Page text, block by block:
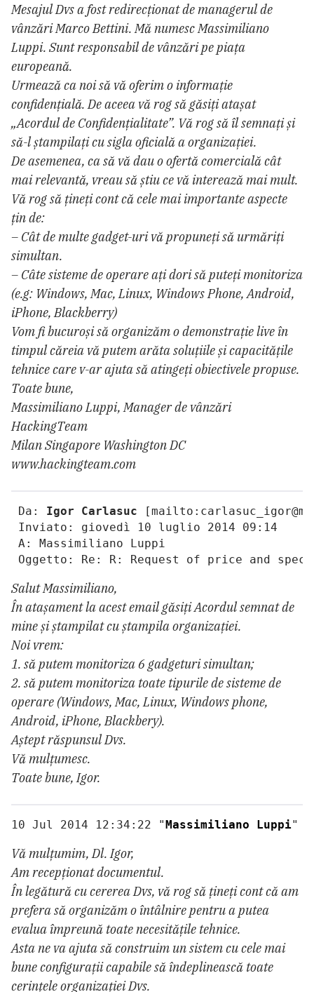
Mesajul Dvs a fost redirecționat de managerul de
vânzări Marco Bettini. Mă numesc Massimiliano
Luppi. Sunt responsabil de vânzări pe piața
europeană.
Urmează ca noi să vă oferim o informație
confidențială. De aceea vă rog să găsiți atașat
„Acordul de Confidențialitate”. Vă rog să îl semnați și
să-l ștampilați cu sigla oficială a organizației.
De asemenea, ca să vă dau o ofertă comercială cât
mai relevantă, vreau să știu ce vă interează mai mult.
Vă rog să țineți cont că cele mai importante aspecte
țin de:
– Cât de multe gadget-uri vă propuneți să urmăriți
simultan.
– Câte sisteme de operare ați dori să puteți monitoriza
(e.g: Windows, Mac, Linux, Windows Phone, Android,
iPhone, Blackberry)
Vom fi bucuroși să organizăm o demonstrație live în
timpul căreia vă putem arăta soluțiile și capacitățile
tehnice care v-ar ajuta să atingeți obiectivele propuse.
Toate bune,
Massimiliano Luppi, Manager de vânzări
HackingTeam
Milan Singapore Washington DC
www.hackingteam.com
Da: Igor Carlasuc
Inviato: giovedì 10 luglio 2014 09:14
A: Massimiliano Luppi
Oggetto: Re: R: Request of price and
Salut Massimiliano,
În atașament la acest email găsiți Acordul semnat de
mine și ștampilat cu ștampila organizației.
Noi vrem:
1. să putem monitoriza 6 gadgeturi simultan;
2. să putem monitoriza toate tipurile de sisteme de
operare (Windows, Mac, Linux, Windows phone,
Android, iPhone, Blackbery).
Aștept răspunsul Dvs.
Vă mulțumesc.
Toate bune, Igor.
10 Jul 2014 12:34:22 "Massimiliano Luppi"
Vă mulțumim, Dl. Igor,
Am recepționat documentul.
În legătură cu cererea Dvs, vă rog să țineți cont că am
prefera să organizăm o întâlnire pentru a putea
evalua împreună toate necesitățile tehnice.
Asta ne va ajuta să construim un sistem cu cele mai
bune configurații capabile să îndeplinească toate
cerințele organizației Dvs.